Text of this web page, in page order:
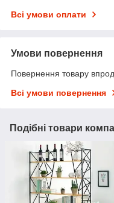
Всі умови оплати
Умови повернення
Повернення товару
Всі умови повернення
Подібні товари